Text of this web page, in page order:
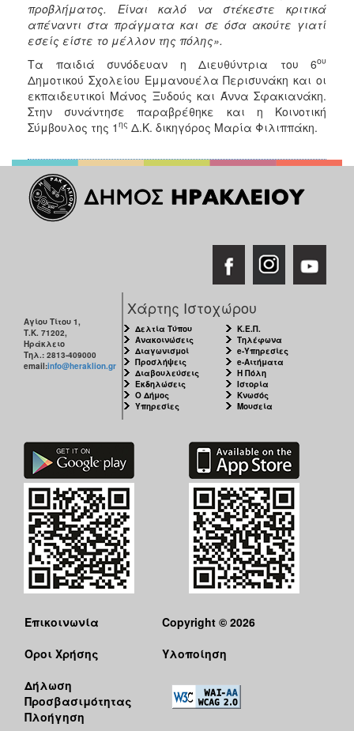
προβλήματος. Είναι καλό να στέκεστε κριτικά
απέναντι στα πράγματα και σε όσα ακούτε γιατί
εσείς είστε το μέλλον της πόλης».
Τα παιδιά συνόδευαν η Διευθύντρια του 6ου
Δημοτικού Σχολείου Εμμανουέλα Περισυνάκη και οι
εκπαιδευτικοί Μάνος Ξυδούς και Άννα Σφακιανάκη.
Στην συνάντησε παραβρέθηκε και η Κοινοτική
Σύμβουλος της 1 ης Δ.Κ. δικηγόρος Μαρία Φιλιππάκη.
Αγίου Τίτου 1,
Τ.Κ. 71202,
Ηράκλειο
Τηλ.: 2813-409000
email:info@heraklion.gr
Χάρτης Ιστοχώρου
Δελτία Τύπου
Ανακοινώσεις
Διαγωνισμοί
Προσλήψεις
Διαβουλεύσεις
Εκδηλώσεις
Ο Δήμος
Υπηρεσίες
Κ.Ε.Π.
Τηλέφωνα
e-Υπηρεσίες
e-Αιτήματα
Η Πόλη
Ιστορία
Κνωσός
Μουσεία
Επικοινωνία
Όροι Χρήσης
Δήλωση
Προσβασιμότητας
Πλοήγηση
Copyright © 2026
Υλοποίηση